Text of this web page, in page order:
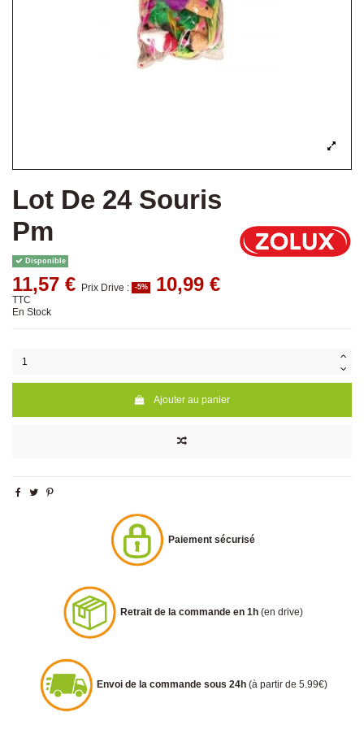
Lot De 24 Souris
Pm
Disponible
11,57 € Prix Drive : -5% 10,99 €
TTC
En Stock
Ajouter au panier
Paiement sécurisé
Retrait de la commande en 1h (en drive)
Envoi de la commande sous 24h (à partir de 5.99€)